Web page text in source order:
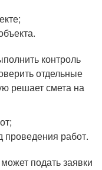
контроль
отдельные
решает смета на
работ.
подать заявки